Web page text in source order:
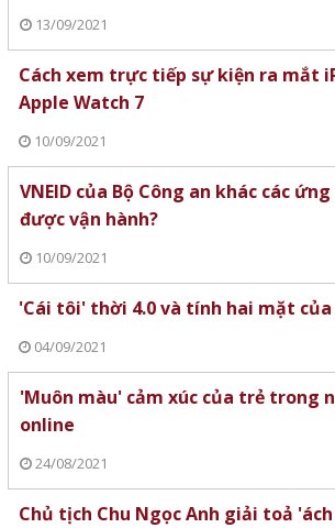
13/09/2021
Cách xem trực tiếp sự kiện ra mắt
Apple Watch 7
10/09/2021
VNEID của Bộ Công an khác các
được vận hành?
10/09/2021
'Cái tôi' thời 4.0 và tính hai mặt
04/09/2021
'Muôn màu' cảm xúc của trẻ trong
online
24/08/2021
Chủ tịch Chu Ngọc Anh giải toả